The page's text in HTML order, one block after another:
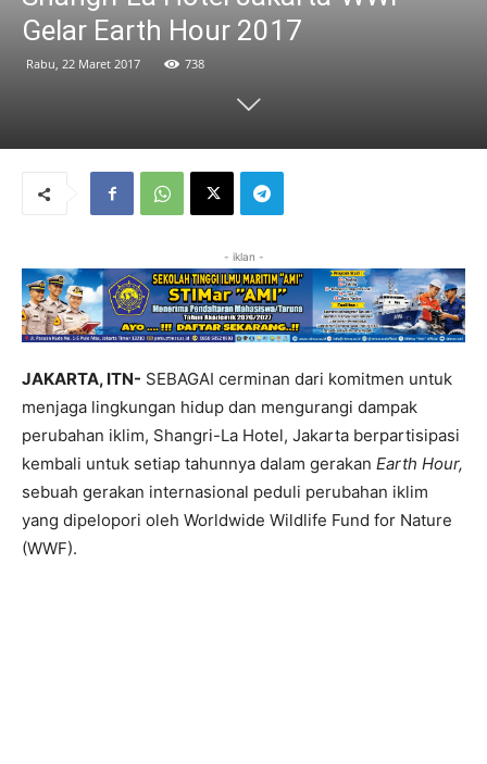
Gelar Earth Hour 2017
Rabu, 22 Maret 2017 738
- iklan -
JAKARTA, ITN- SEBAGAI cerminan dari komitmen untuk
menjaga lingkungan hidup dan mengurangi dampak
perubahan iklim, Shangri-La Hotel, Jakarta berpartisipasi
kembali untuk setiap tahunnya dalam gerakan Earth Hour,
sebuah gerakan internasional peduli perubahan iklim
yang dipelopori oleh Worldwide Wildlife Fund for Nature
(WWF).